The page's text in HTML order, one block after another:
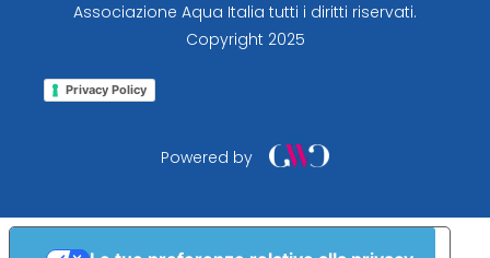
Associazione Aqua Italia tutti i diritti riservati.
Copyright 2025
Privacy Policy
Powered by